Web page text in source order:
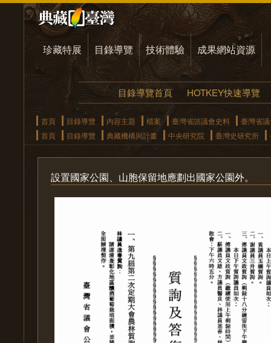
珍藏特展 目錄導覽 技術體驗 成果網站資源
目錄導覽首頁 HOTKEY快速導覽
首頁 目錄導覽 內容主題 檔案 臺灣省諮議會史料
臺灣省
首頁
目錄導覽 典藏機構與計畫 中央研究院 臺灣史研究所
設置國家公園、山胞保留地應劃出國家公園外。